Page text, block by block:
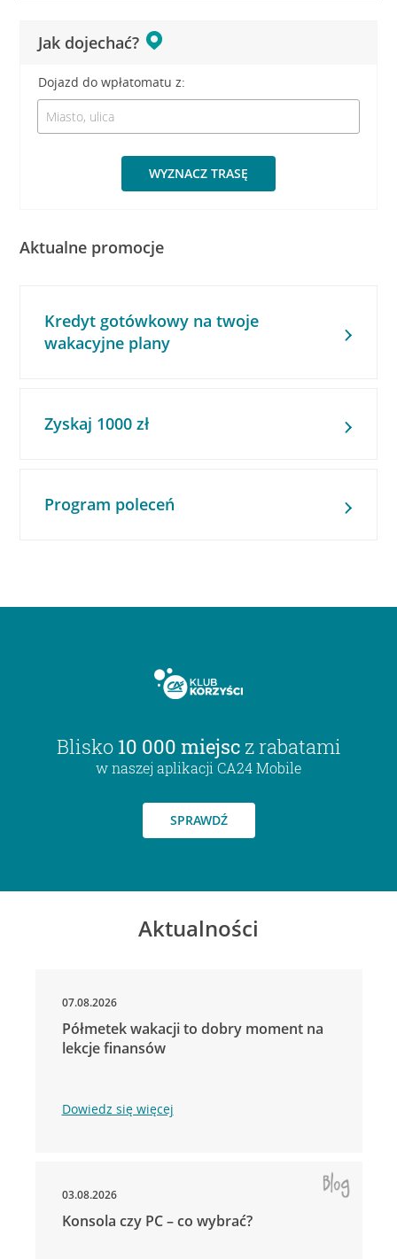
Jak dojechać?
Dojazd do wpłatomatu z:
WYZNACZ TRASĘ
Aktualne promocje
Kredyt gotówkowy na twoje
wakacyjne plany
Zyskaj 1000 zł
Program poleceń
Blisko 10 000 miejsc z rabatami
w naszej aplikacji CA24 Mobile
SPRAWDŹ
Aktualności
07.08.2026
Półmetek wakacji to dobry moment na
lekcje finansów
Dowiedz się więcej
03.08.2026
Konsola czy PC – co wybrać?